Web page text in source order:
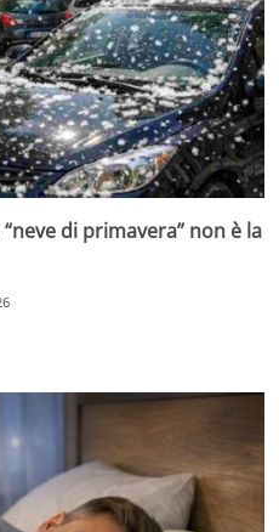
di primavera” non è la